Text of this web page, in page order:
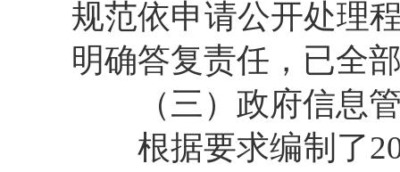
规范依申请公开处理
明确答复责任，已全
（三）政府信息管
根据要求编制了